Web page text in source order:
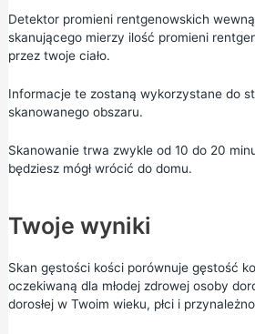
Detektor promieni rentgenowskich
skanującego mierzy ilość promieni
przez twoje ciało.
Informacje te zostaną wykorzystane do
skanowanego obszaru.
Skanowanie trwa zwykle od 10 do 20
będziesz mógł wrócić do domu.
Twoje wyniki
Skan gęstości kości porównuje gęstość
oczekiwaną dla młodej zdrowej osoby
dorosłej w Twoim wieku, płci i